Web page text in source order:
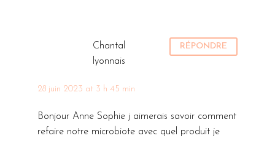
Chantal
lyonnais
28 juin 2023 at 3 h 45 min
RÉPONDRE
Bonjour Anne Sophie j aimerais savoir comment
refaire notre microbiote avec quel produit je